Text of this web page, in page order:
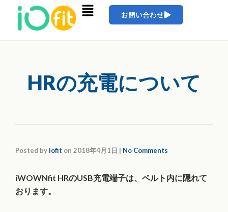
お問い合わせ
HRの充電について
Posted byiofit on 2018年4月1日 | No Comments
iWOWNfit HRのUSB充電端子は、ベルト内に隠れて
おります。